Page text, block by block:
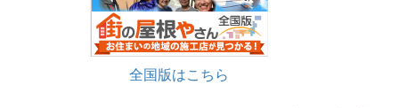
全国版はこちら